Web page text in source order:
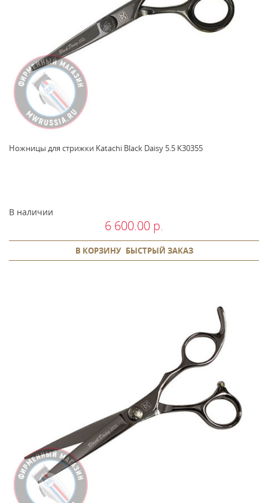
Ножницы для стрижки Katachi Black Daisy 5.5 K30355
В наличии
6 600.00 р.
В КОРЗИНУ БЫСТРЫЙ ЗАКАЗ